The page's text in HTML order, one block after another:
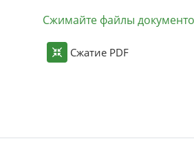
Сжимайте файлы
Сжатие PDF